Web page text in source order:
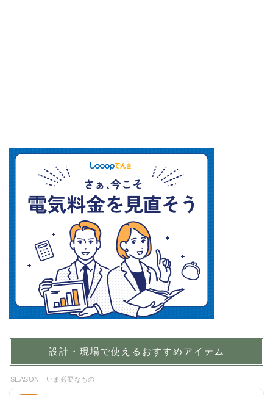
設計・現場で使えるおすすめアイテム
SEASON｜いま必要なもの